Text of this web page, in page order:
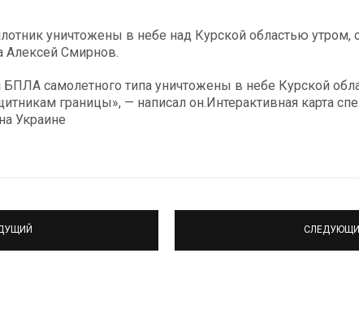
уничтожены в небе над Курской областью утром,
Алексей Смирнов.
БПЛА самолетного типа уничтожены в небе Курской
границы», — написал он.Интерактивная карта
Украине